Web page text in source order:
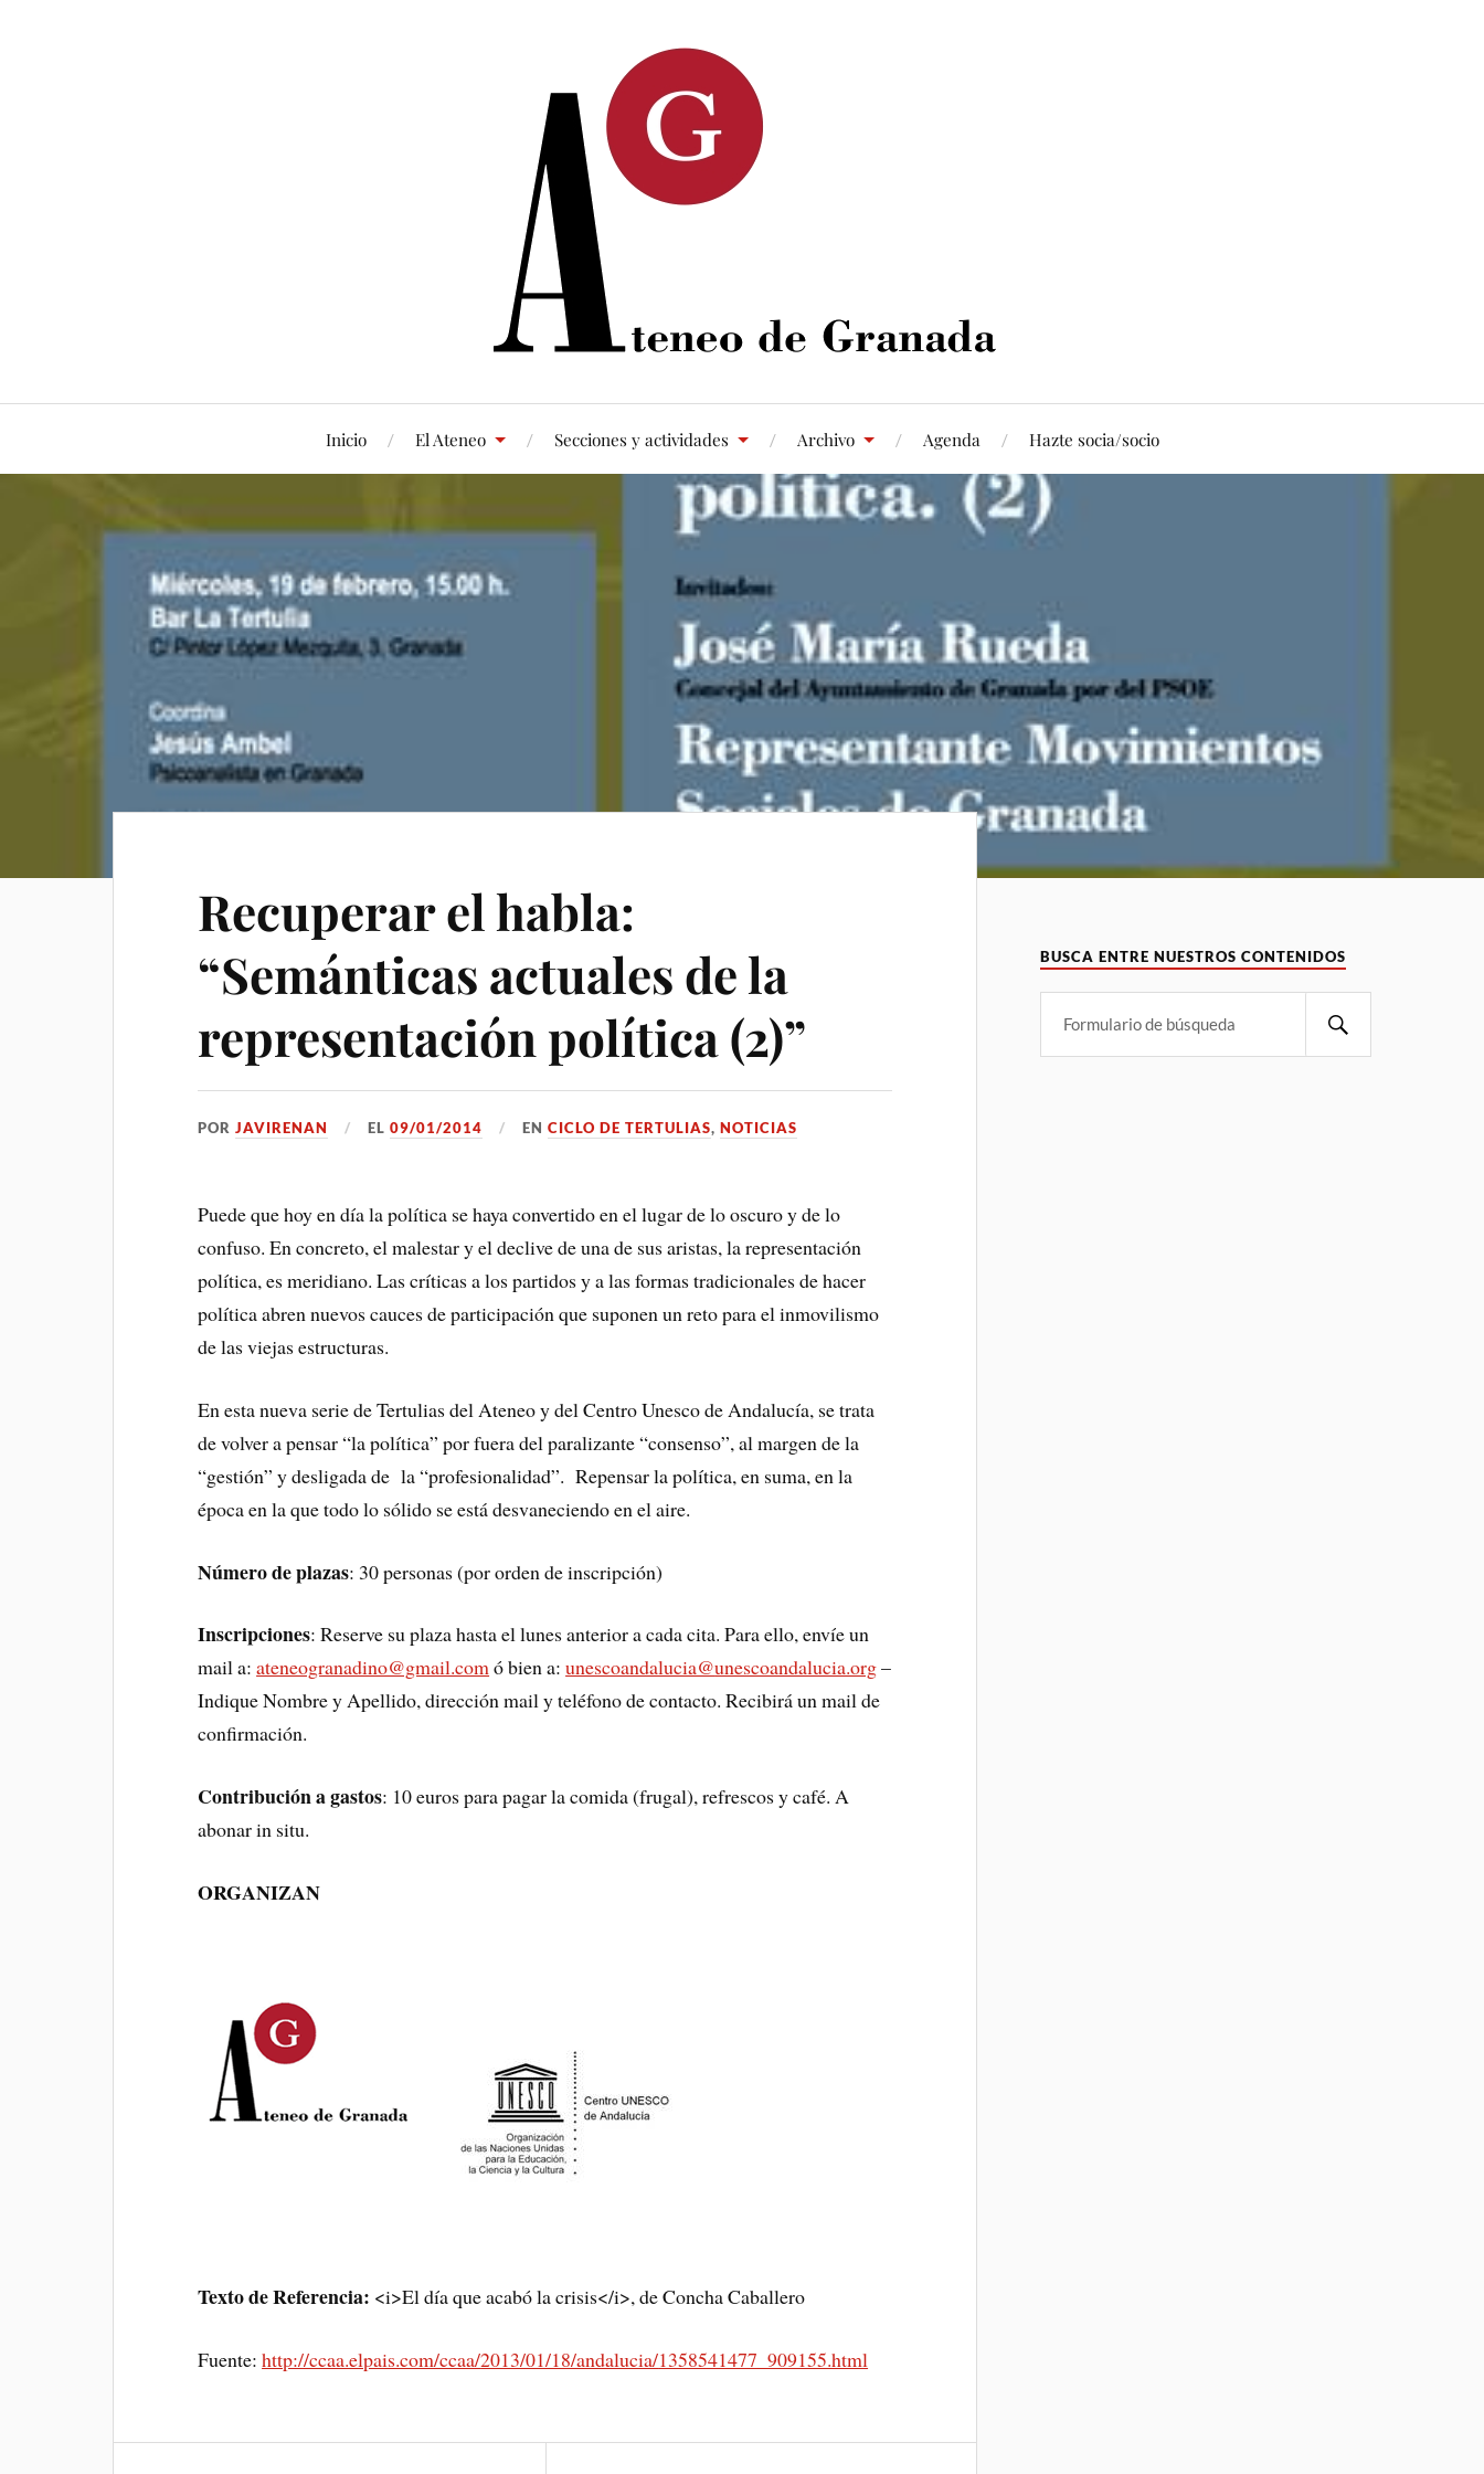
Inicio El Ateneo Secciones y actividades Archivo Agenda Hazte socia/socio
Recuperar el habla:
“Semánticas actuales de la
representación política (2)”
PORJAVIRENAN EL09/01/2014 ENCICLO DE TERTULIAS,NOTICIAS
Puede que hoy en día la política se haya convertido en el lugar de lo oscuro y de lo
confuso. En concreto, el malestar y el declive de una de sus aristas, la representación
política, es meridiano. Las críticas a los partidos y a las formas tradicionales de hacer
política abren nuevos cauces de participación que suponen un reto para el inmovilismo
de las viejas estructuras.
En esta nueva serie de Tertulias del Ateneo y del Centro Unesco de Andalucía, se trata
de volver a pensar “la política” por fuera del paralizante “consenso”, al margen de la
“gestión” y desligada de la “profesionalidad”. Repensar la política, en suma, en la
época en la que todo lo sólido se está desvaneciendo en el aire.
Número de plazas: 30 personas (por orden de inscripción)
Inscripciones: Reserve su plaza hasta el lunes anterior a cada cita. Para ello, envíe un
mail a:ateneogranadino@gmail.comó bien a:unescoandalucia@unescoandalucia.org–
Indique Nombre y Apellido, dirección mail y teléfono de contacto. Recibirá un mail de
confirmación.
Contribución a gastos: 10 euros para pagar la comida (frugal), refrescos y café. A
abonar in situ.
ORGANIZAN
Texto de Referencia: <i>El día que acabó la crisis</i>, de Concha Caballero
Fuente:http://ccaa.elpais.com/ccaa/2013/01/18/andalucia/1358541477_909155.html
BUSCA ENTRE NUESTROS CONTENIDOS